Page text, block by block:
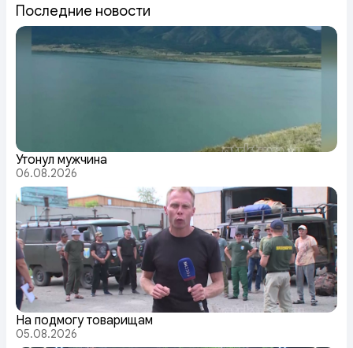
Последние новости
Утонул мужчина
06.08.2026
На подмогу товарищам
05.08.2026